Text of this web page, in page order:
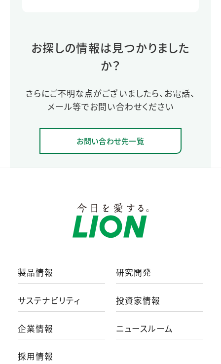
お探しの情報は見つかりました
か？
さらにご不明な点がございましたら、お電話、
メール等でお問い合わせください
お問い合わせ先一覧
製品情報 研究開発
サステナビリティ 投資家情報
企業情報 ニュースルーム
採用情報